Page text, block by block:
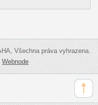
Všechna práva vyhrazena.
Webnode